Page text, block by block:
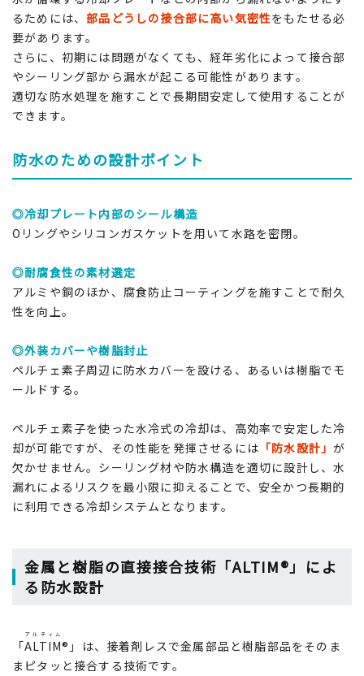
るためには、部品どうしの接合部に高い気密性をもたせる必
要があります。
さらに、初期には問題がなくても、経年劣化によって接合部
やシーリング部から漏水が起こる可能性があります。
適切な防水処理を施すことで長期間安定して使用することが
できます。
防水のための設計ポイント
◎冷却プレート内部のシール構造
Oリングやシリコンガスケットを用いて水路を密閉。
◎耐腐食性の素材選定
アルミや銅のほか、腐食防止コーティングを施すことで耐久
性を向上。
◎外装カバーや樹脂封止
ペルチェ素子周辺に防水カバーを設ける、あるいは樹脂でモ
ールドする。
ペルチェ素子を使った水冷式の冷却は、高効率で安定した冷
却が可能ですが、その性能を発揮させるには 「防水設計」が
欠かせません。シーリング材や防水構造を適切に設計し、水
漏れによるリスクを最小限に抑えることで、安全かつ長期的
に利用できる冷却システムとなります。
金属と樹脂の直接接合技術「ALTIM®」によ
る防水設計
「ALTIM
アルティム
®」は、接着剤レスで金属部品と樹脂部品をそのま
まピタッと接合する技術です。